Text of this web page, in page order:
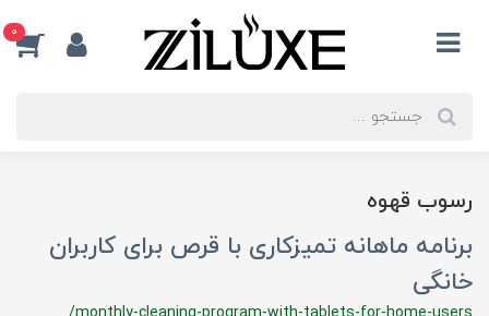
0
رسوب قهوه
برنامه ماهانه تمیزکاری با قرص برای کاربران
خانگی